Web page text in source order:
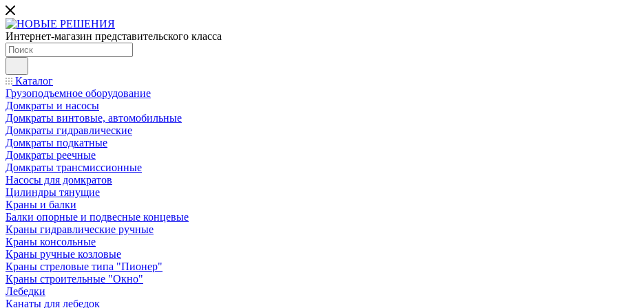
Интернет-магазин представительского класса
Каталог
Грузоподъемное оборудование
Домкраты и насосы
Домкраты винтовые, автомобильные
Домкраты гидравлические
Домкраты подкатные
Домкраты реечные
Домкраты трансмиссионные
Насосы для домкратов
Цилиндры тянущие
Краны и балки
Балки опорные и подвесные концевые
Краны гидравлические ручные
Краны консольные
Краны ручные козловые
Краны стреловые типа "Пионер"
Краны строительные "Окно"
Лебедки
Канаты для лебедок